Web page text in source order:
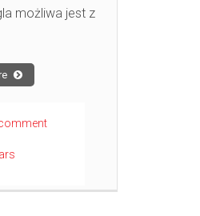
możliwa jest z